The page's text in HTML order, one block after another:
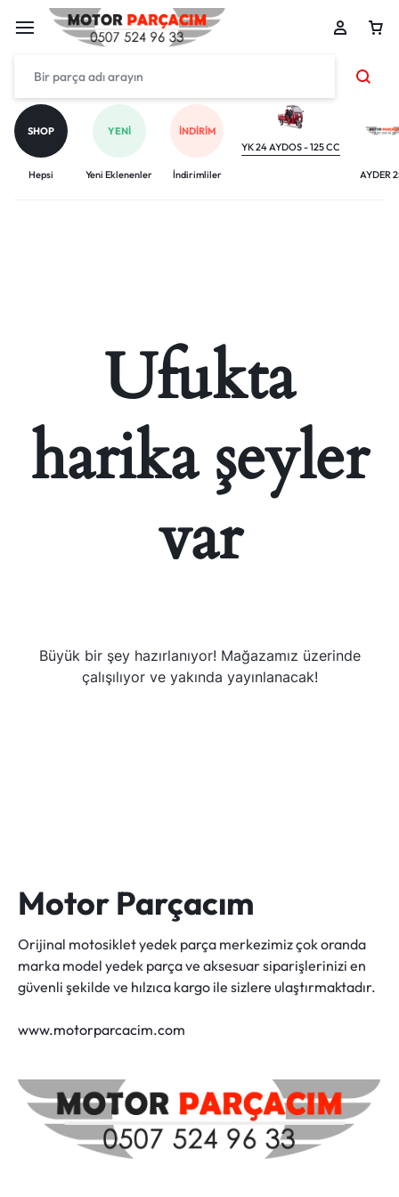
SHOP
Hepsi
YENI
Yeni Eklenenler
İNDIRIM
İndirimliler
YK 24 AYDOS - 125 CC
AYDER
Ufukta
harika şeyler
var
Büyük bir şey hazırlanıyor! Mağazamız üzerinde
çalışılıyor ve yakında yayınlanacak!
Motor Parçacım
Orijinal motosiklet yedek parça merkezimiz çok oranda
marka model yedek parça ve aksesuar siparişlerinizi en
güvenli şekilde ve hılzıca kargo ile sizlere ulaştırmaktadır.
www.motorparcacim.com